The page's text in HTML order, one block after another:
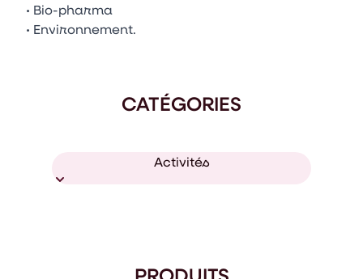
• Bio-pharma
• Environnement.
CATÉGORIES
Activités